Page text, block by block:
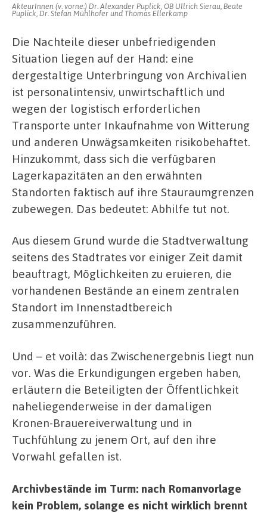
AkteurInnen (v. vorne:) Dr. Alexander Puplick, OB Ullrich Sierau, Beate
Puplick, Dr. Stefan Mühlhofer und Thomas Ellerkamp
Die Nachteile dieser unbefriedigenden
Situation liegen auf der Hand: eine
dergestaltige Unterbringung von Archivalien
ist personalintensiv, unwirtschaftlich und
wegen der logistisch erforderlichen
Transporte unter Inkaufnahme von Witterung
und anderen Unwägsamkeiten risikobehaftet.
Hinzukommt, dass sich die verfügbaren
Lagerkapazitäten an den erwähnten
Standorten faktisch auf ihre Stauraumgrenzen
zubewegen. Das bedeutet: Abhilfe tut not.
Aus diesem Grund wurde die Stadtverwaltung
seitens des Stadtrates vor einiger Zeit damit
beauftragt, Möglichkeiten zu eruieren, die
vorhandenen Bestände an einem zentralen
Standort im Innenstadtbereich
zusammenzuführen.
Und – et voilà: das Zwischenergebnis liegt nun
vor. Was die Erkundigungen ergeben haben,
erläutern die Beteiligten der Öffentlichkeit
naheliegenderweise in der damaligen
Kronen-Brauereiverwaltung und in
Tuchfühlung zu jenem Ort, auf den ihre
Vorwahl gefallen ist.
Archivbestände im Turm: nach Romanvorlage
kein Problem, solange es nicht wirklich brennt